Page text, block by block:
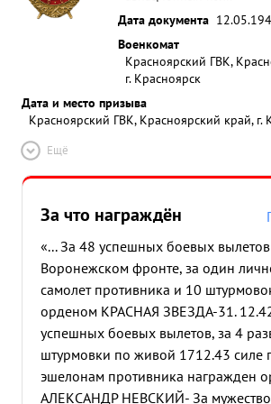
которые сбросили бомбы на свои
станвились в круг оттягивая бой в
КИШЕНЕВА .В результате боя сбито
из них сбил лично капитан
проводит большую работу по
штурманом блудежек и потерь
имеется. ...»
Дата документа
Военкомат
Красноярский ГВК,
г. Красноярск
Дата и место призыва
Красноярский ГВК, Красноярский край, г.
Ещё
За что награждён
«... За 48 успешных боевых
Воронежском фронте, за один
самолет противника и 10
орденом КРАСНАЯ ЗВЕЗДА-31.
успешных боевых вылетов, за 4
штурмовки по живой 1712.43 силе
эшелонам противника награжден
АЛЕКСАНДР НЕВСКИЙ- За мужество